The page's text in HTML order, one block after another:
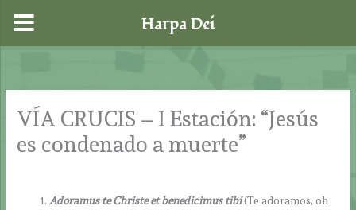
contenido
VÍA CRUCIS – I Estación: “Jesús
es condenado a muerte”
Adoramus te Christe et benedicimus tibi(Te adoramos, oh
Harpa Dei